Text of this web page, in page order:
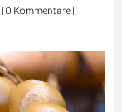
|0 Kommentare|